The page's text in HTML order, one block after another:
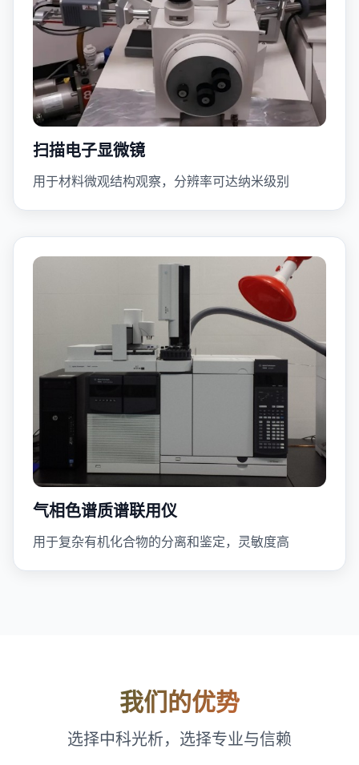
扫描电子显微镜
用于材料微观结构观察，分辨率可达纳米级别
气相色谱质谱联用仪
用于复杂有机化合物的分离和鉴定，灵敏度高
我们的优势
选择中科光析，选择专业与信赖